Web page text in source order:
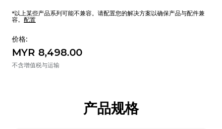
*以上某些产品系列可能不兼容。请配置您的解决方案以确保产品与配件兼
容。 配置
价格:
MYR 8,498.00
不含增值税与运输
产品规格